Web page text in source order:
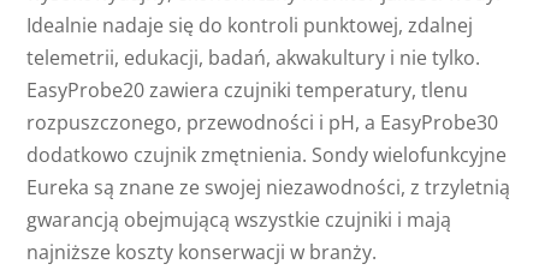
Idealnie nadaje się do kontroli punktowej, zdalnej
telemetrii, edukacji, badań, akwakultury i nie tylko.
EasyProbe20 zawiera czujniki temperatury, tlenu
rozpuszczonego, przewodności i pH, a EasyProbe30
dodatkowo czujnik zmętnienia. Sondy wielofunkcyjne
Eureka są znane ze swojej niezawodności, z trzyletnią
gwarancją obejmującą wszystkie czujniki i mają
najniższe koszty konserwacji w branży.